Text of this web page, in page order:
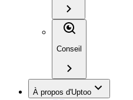
Conseil
À propos d'Uptoo